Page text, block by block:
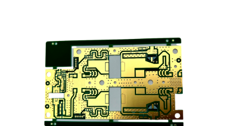
Applications :Stations de base de communication sans fil,
systèmes de communication par satellite, systèmes radar
et infrastructure 5G.
Avantages:Assure une transmission fiable du signal dans
les environnements à haute fréquence, ce qui la rend
adaptée aux réseaux de communication critiques.